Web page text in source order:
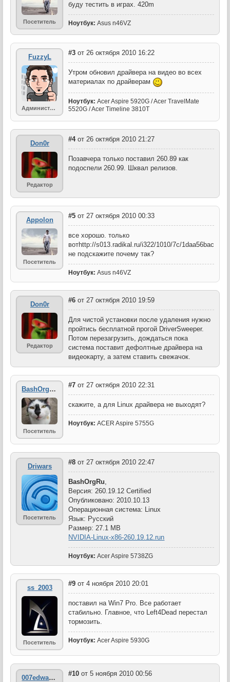
Посетитель
буду тестить в играх. 420m
Ноутбук: Asus n46VZ
FuzzyL
Администратор
#3 от 26 октября 2010 16:22
Утром обновил драйвера на видео во всех
материалах по драйверам
Ноутбук: Acer Aspire 5920G / Acer TravelMate
5520G / Acer Timeline 3810T
Don0r
Редактор
#4от 26 октября 2010 21:27
Позавчера только поставил 260.89 как
подоспели 260.99. Шквал релизов.
Appolon
Посетитель
#5 от 27 октября 2010 00:33
все хорошо. только
вотhttp://s013.radikal.ru/i322/1010/7c/
не подскажите почему так?
Ноутбук: Asus n46VZ
Don0r
Редактор
#6 от 27 октября 2010 19:59
Для чистой установки после удаления нужно
пройтись бесплатной прогой DriverSweeper.
Потом перезагрузить, дождаться пока
система поставит дефолтные драйвера на
видеокарту, а затем ставить свежачок.
BashOrgRu
Посетитель
#7 от 27 октября 2010 22:31
скажите, а для Linux драйвера не выходят?
Ноутбук: ACER Aspire 5755G
Driwars
Посетитель
#8 от 27 октября 2010 22:47
BashOrgRu,
Версия: 260.19.12 Certified
Опубликовано: 2010.10.13
Операционная система: Linux
Язык: Русский
Размер: 27.1 MB
NVIDIA-Linux-x86-260.19.12.run
Ноутбук: Acer Aspire 5738ZG
ss_2003
Посетитель
#9 от 4 ноября 2010 20:01
поставил на Win7 Pro. Все работает
стабильно. Главное, что Left4Dead перестал
тормозить.
Ноутбук: Acer Aspire 5930G
007edward007
#10 от 5 ноября 2010 00:56